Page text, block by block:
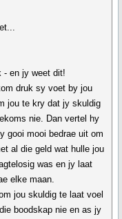
- en jy weet dit!
druk sy voet by jou
jou te kry dat jy skuldig
nie. Dan vertel hy
gooi mooi bedrae uit om
al die geld wat hulle jou
was en jy laat
elke maan.
jou skuldig te laat voel
boodskap nie en as jy